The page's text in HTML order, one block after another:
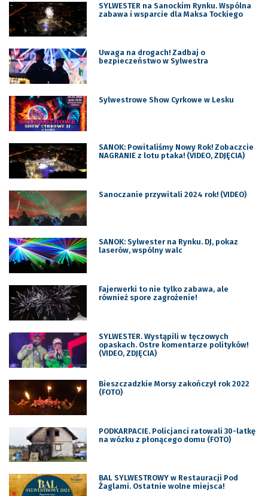
SYLWESTER na Sanockim Rynku. Wspólna
zabawa i wsparcie dla Maksa Tockiego
Uwaga na drogach! Zadbaj o
bezpieczeństwo w Sylwestra
Sylwestrowe Show Cyrkowe w Lesku
SANOK: Powitaliśmy Nowy Rok! Zobaczcie
NAGRANIE z lotu ptaka! (VIDEO, ZDJĘCIA)
Sanoczanie przywitali 2024 rok! (VIDEO)
SANOK: Sylwester na Rynku. DJ, pokaz
laserów, wspólny walc
Fajerwerki to nie tylko zabawa, ale
również spore zagrożenie!
SYLWESTER. Wystąpili w tęczowych
opaskach. Ostre komentarze polityków!
(VIDEO, ZDJĘCIA)
Bieszczadzkie Morsy zakończył rok 2022
(FOTO)
PODKARPACIE. Policjanci ratowali 30-latkę
na wózku z płonącego domu (FOTO)
BAL SYLWESTROWY w Restauracji Pod
Żaglami. Ostatnie wolne miejsca!